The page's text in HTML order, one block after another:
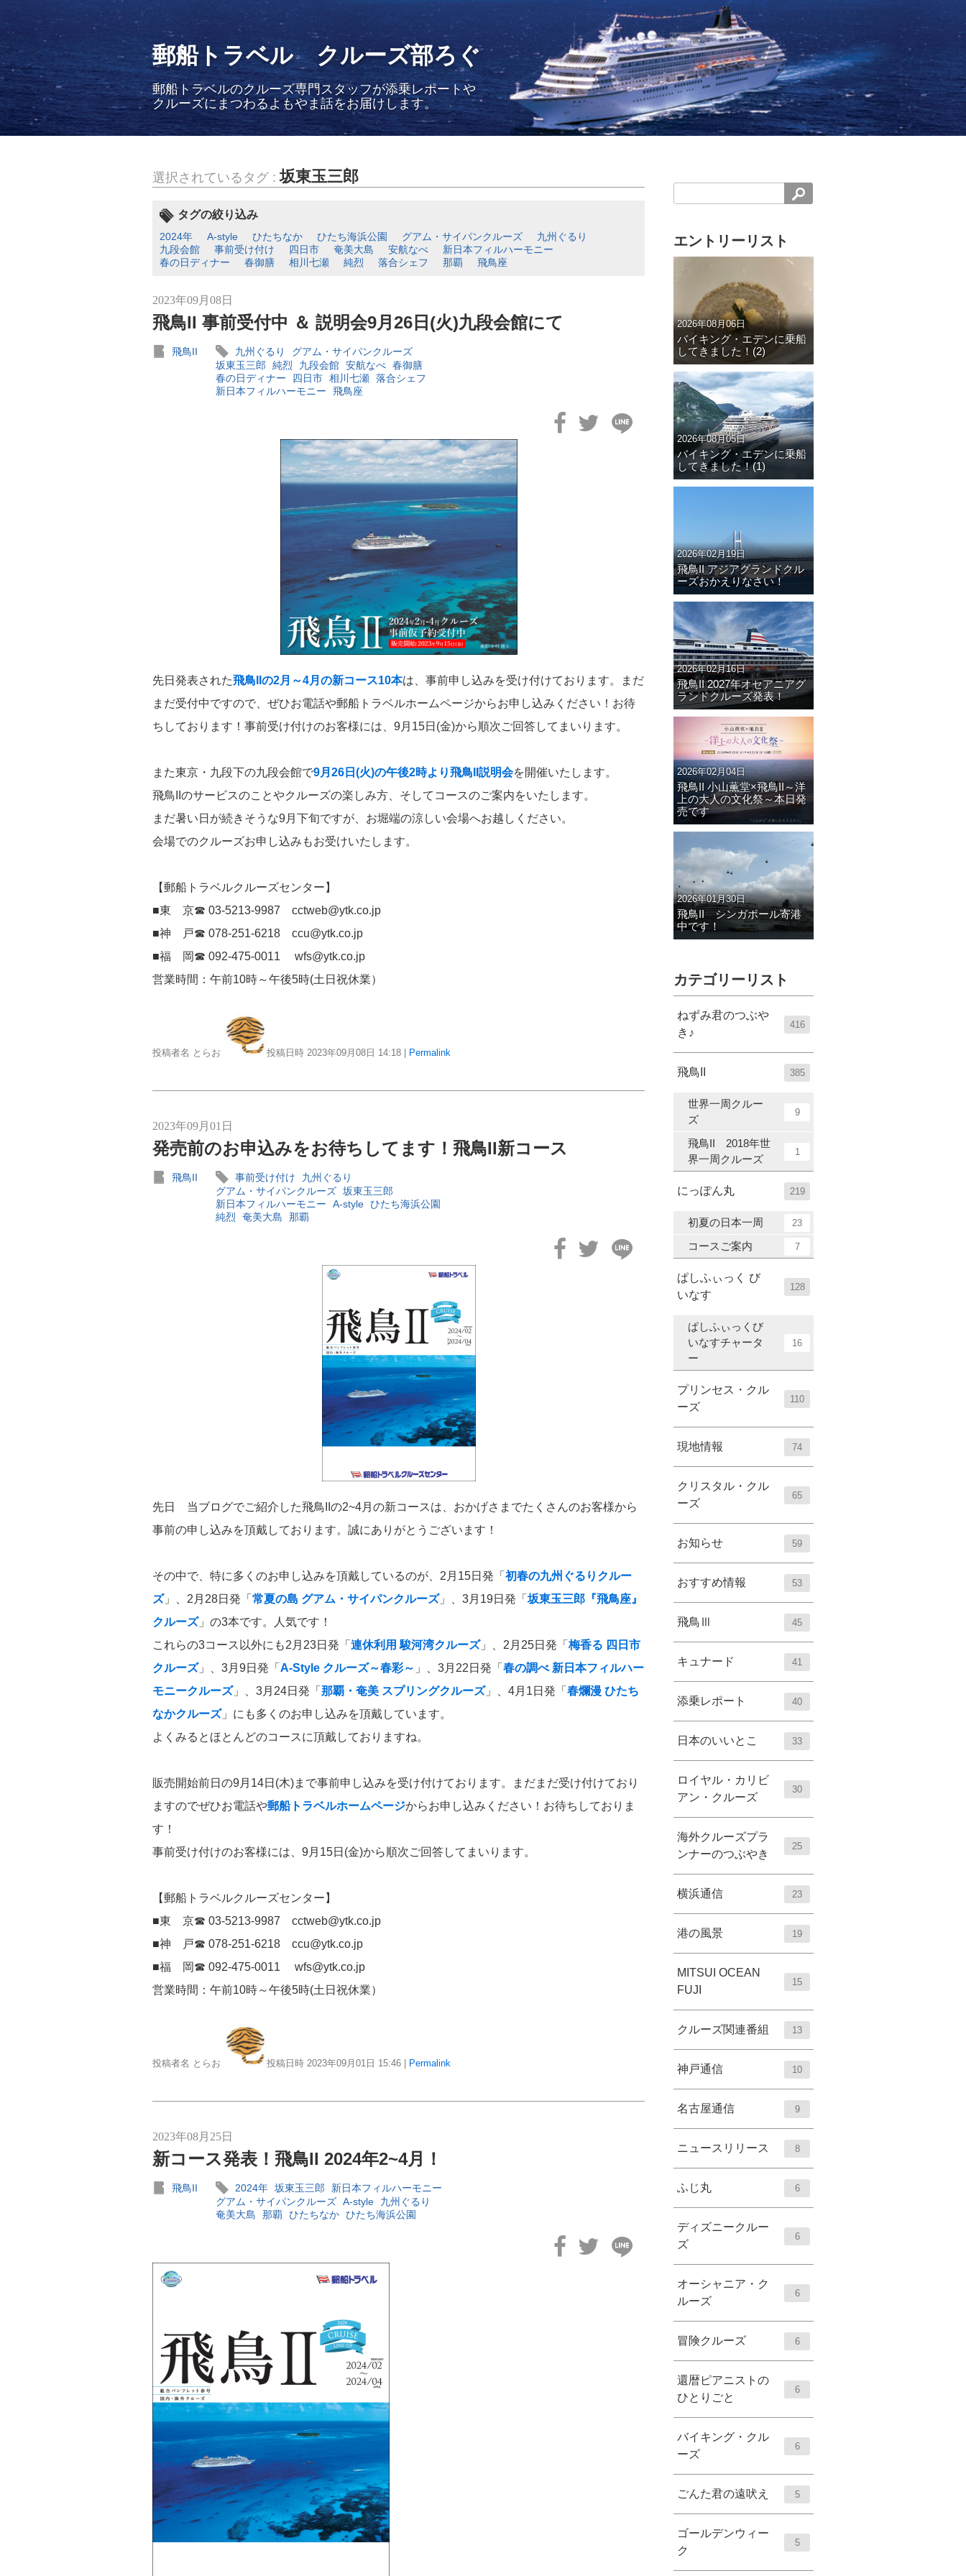
郵船トラベル クルーズ部ろぐ
郵船トラベルのクルーズ専門スタッフが添乗レポートや
クルーズにまつわるよもやま話をお届けします。
選択されているタグ :坂東玉三郎
タグの絞り込み
2024年 A-style ひたちなか ひたち海浜公園 グアム・サイパンクルーズ
九州ぐるり
九段会館
事前受け付け 四日市 奄美大島 安航なべ
新日本フィルハーモニー
春の日ディナー
春御膳 相川七瀬 純烈 落合シェフ 那覇 飛鳥座
2023年09月08日
飛鳥II 事前受付中 ＆ 説明会9月26日(火)九段会館にて
飛鳥II 九州ぐるり
グアム・サイパンクルーズ
坂東玉三郎
純烈 九段会館 安航なべ 春御膳
春の日ディナー
四日市 相川七瀬 落合シェフ
新日本フィルハーモニー
飛鳥座
先日発表された飛鳥IIの2月～4月の新コース10本は、事前申し込みを受け付けております。まだ
まだ受付中ですので、ぜひお電話や郵船トラベルホームページからお申し込みください！お待
ちしております！事前受け付けのお客様には、9月15日(金)から順次ご回答してまいります。
また東京・九段下の九段会館で9月26日(火)の午後2時より飛鳥II説明会を開催いたします。
飛鳥IIのサービスのことやクルーズの楽しみ方、そしてコースのご案内をいたします。
まだ暑い日が続きそうな9月下旬ですが、お堀端の涼しい会場へお越しください。
会場でのクルーズお申し込みもお受けいたします。
【郵船トラベルクルーズセンター】
■東 京☎ 03-5213-9987 cctweb@ytk.co.jp
■神 戸☎ 078-251-6218 ccu@ytk.co.jp
■福 岡☎ 092-475-0011 wfs@ytk.co.jp
営業時間：午前10時～午後5時(土日祝休業）
投稿者名 とらお 投稿日時 2023年09月08日 14:18 Permalink
2023年09月01日
発売前のお申込みをお待ちしてます！飛鳥II新コース
飛鳥II 事前受け付け
九州ぐるり
グアム・サイパンクルーズ 坂東玉三郎
新日本フィルハーモニー
A-style ひたち海浜公園
純烈
奄美大島 那覇
先日 当ブログでご紹介した飛鳥IIの2~4月の新コースは、おかげさまでたくさんのお客様から
事前の申し込みを頂戴しております。誠にありがとうございます！
その中で、特に多くのお申し込みを頂戴しているのが、2月15日発「 初春の九州ぐるりクルー
ズ」、2月28日発「 常夏の島 グアム・サイパンクルーズ」、3月19日発「 坂東玉三郎『飛鳥座』
クルーズ」の3本です。人気です！
これらの3コース以外にも2月23日発「 連休利用 駿河湾クルーズ」、2月25日発「 梅香る 四日市
クルーズ」、3月9日発「 A-Style クルーズ～春彩～ 」、3月22日発「 春の調べ 新日本フィルハー
モニークルーズ」、3月24日発「 那覇・奄美 スプリングクルーズ」、4月1日発「 春爛漫 ひたち
なかクルーズ」にも多くのお申し込みを頂戴しています。
よくみるとほとんどのコースに頂戴しておりますね。
販売開始前日の9月14日(木)まで事前申し込みを受け付けております。まだまだ受け付けており
ますのでぜひお電話や郵船トラベルホームページからお申し込みください！お待ちしておりま
す！
事前受け付けのお客様には、9月15日(金)から順次ご回答してまいります。
【郵船トラベルクルーズセンター】
■東 京☎ 03-5213-9987 cctweb@ytk.co.jp
■神 戸☎ 078-251-6218 ccu@ytk.co.jp
■福 岡☎ 092-475-0011 wfs@ytk.co.jp
営業時間：午前10時～午後5時(土日祝休業）
投稿者名 とらお 投稿日時 2023年09月01日 15:46 | Permalink
2023年08月25日
新コース発表！飛鳥II 2024年2~4月！
飛鳥II 2024年 坂東玉三郎
新日本フィルハーモニー
グアム・サイパンクルーズ A-style
九州ぐるり
奄美大島
那覇 ひたちなか ひたち海浜公園
エントリーリスト
2026年08月06日
バイキング・エデンに乗船
してきました！(2)
2026年08月05日
バイキング・エデンに乗船
してきました！(1)
2026年02月19日
飛鳥II アジアグランドクル
ーズおかえりなさい！
2026年02月16日
飛鳥II 2027年オセアニアグ
ランドクルーズ発表！
2026年02月04日
飛鳥II 小山薫堂×飛鳥II～洋
上の大人の文化祭～本日発
売です
2026年01月30日
飛鳥II シンガポール寄港
中です！
カテゴリーリスト
ねずみ君のつぶや
き♪
416
飛鳥II 385
世界一周クルー
ズ
9
飛鳥II 2018年世
界一周クルーズ
1
にっぽん丸 219
初夏の日本一周 23
コースご案内 7
ぱしふぃっく び
いなす
128
ぱしふぃっくび
いなすチャータ
ー
16
プリンセス・クル
ーズ
110
現地情報 74
クリスタル・クル
ーズ
65
お知らせ 59
おすすめ情報 53
飛鳥Ⅲ 45
キュナード 41
添乗レポート 40
日本のいいとこ 33
ロイヤル・カリビ
アン・クルーズ
30
海外クルーズプラ
ンナーのつぶやき
25
横浜通信 23
港の風景 19
MITSUI OCEAN
FUJI
15
クルーズ関連番組 13
神戸通信 10
名古屋通信 9
ニュースリリース 8
ふじ丸 6
ディズニークルー
ズ
6
オーシャニア・ク
ルーズ
6
冒険クルーズ 6
還暦ピアニストの
ひとりごと
6
バイキング・クル
ーズ
6
ごんた君の遠吠え 5
ゴールデンウィー
ク
5